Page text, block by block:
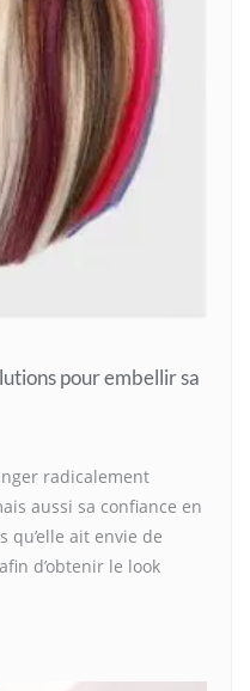
pour embellir sa
radicalement
aussi sa confiance en
ait envie de
d’obtenir le look